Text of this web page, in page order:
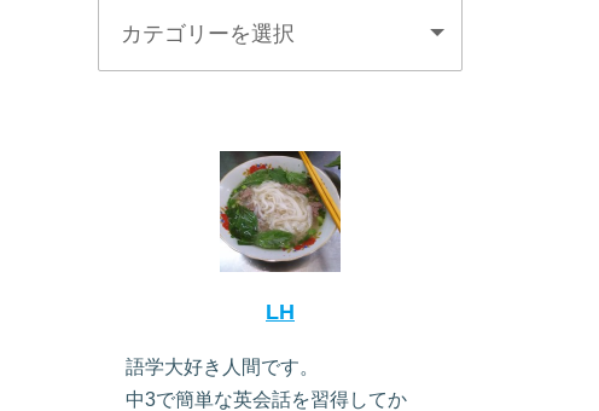
LH
語学大好き人間です。
中3で簡単な英会話を習得してか